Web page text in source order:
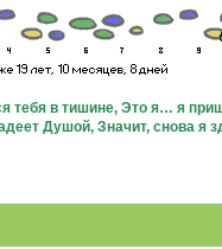
тебя в тишине, Это я… я
Душой, Значит, снова я